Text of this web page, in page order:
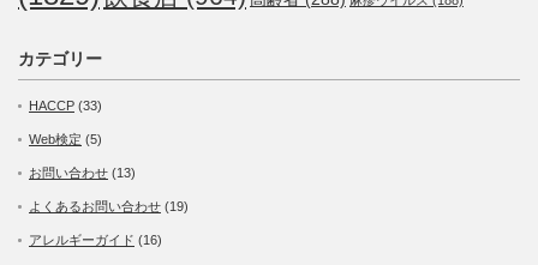
カテゴリー
HACCP (33)
Web検定 (5)
お問い合わせ (13)
よくあるお問い合わせ (19)
アレルギーガイド (16)